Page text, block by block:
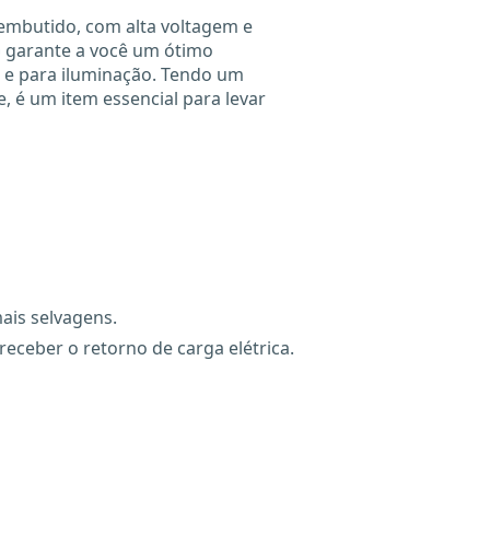
com alta voltagem e
a você um ótimo
para iluminação. Tendo um
é um item essencial para levar
selvagens.
o retorno de carga elétrica.